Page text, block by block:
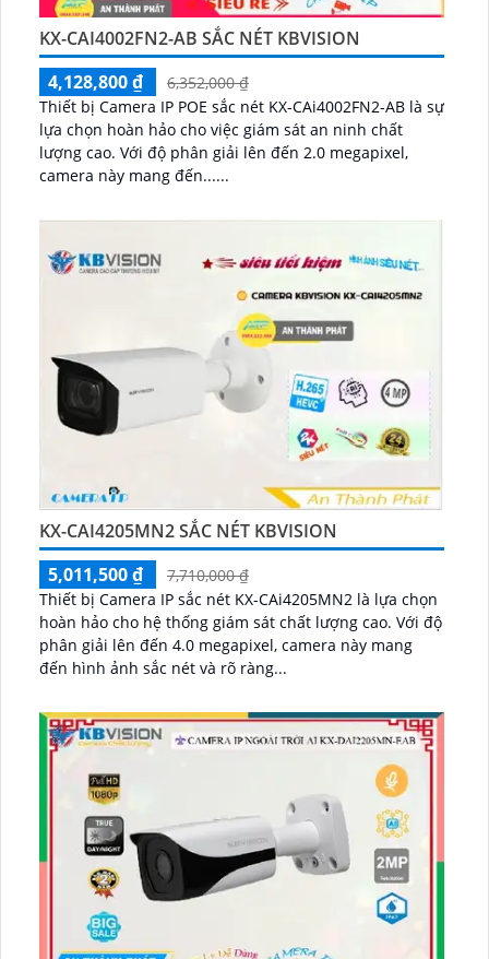
KX-CAI4002FN2-AB SẮC NÉT KBVISION
4,128,800 ₫
6,352,000 ₫
Thiết bị Camera IP POE sắc nét KX-CAi4002FN2-AB là sự
lựa chọn hoàn hảo cho việc giám sát an ninh chất
lượng cao. Với độ phân giải lên đến 2.0 megapixel,
camera này mang đến......
KX-CAI4205MN2 SẮC NÉT KBVISION
5,011,500 ₫
7,710,000 ₫
Thiết bị Camera IP sắc nét KX-CAi4205MN2 là lựa chọn
hoàn hảo cho hệ thống giám sát chất lượng cao. Với độ
phân giải lên đến 4.0 megapixel, camera này mang
đến hình ảnh sắc nét và rõ ràng...